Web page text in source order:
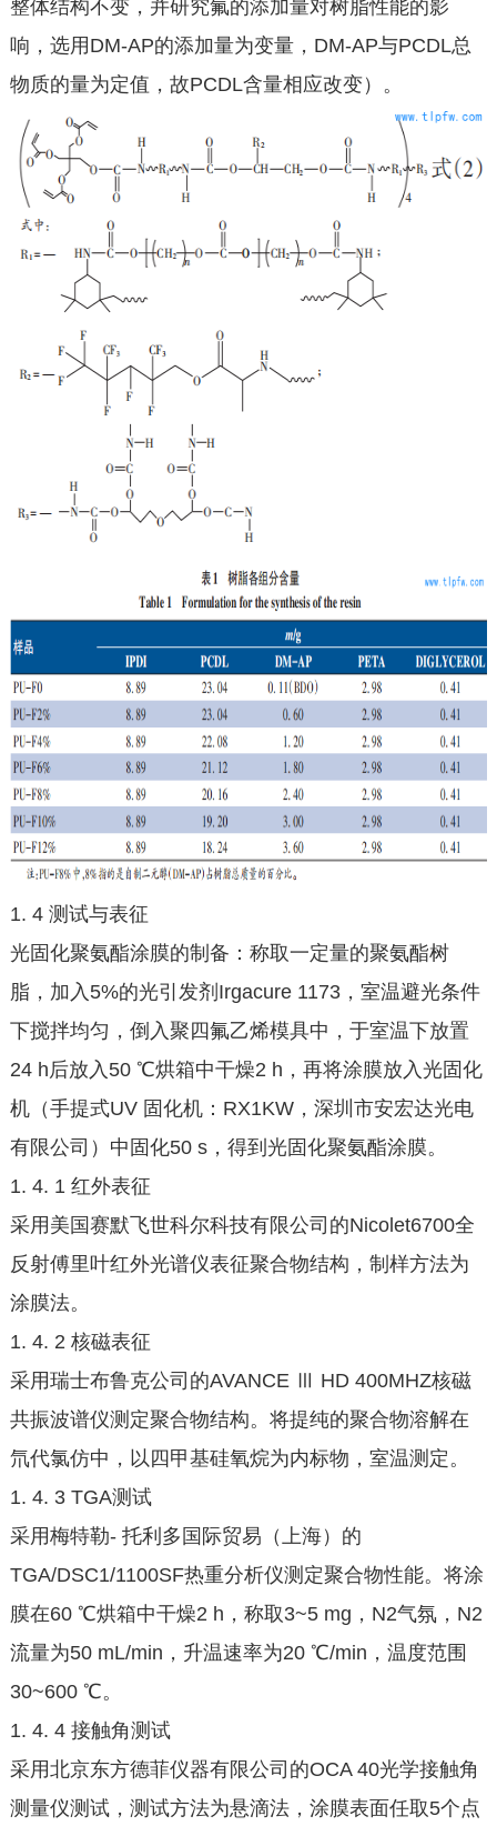
整体结构不变，并研究氟的添加量对树脂性能的影
响，选用DM-AP的添加量为变量，DM-AP与PCDL总
物质的量为定值，故PCDL含量相应改变）。
1. 4 测试与表征
光固化聚氨酯涂膜的制备：称取一定量的聚氨酯树
脂，加入5%的光引发剂Irgacure 1173，室温避光条件
下搅拌均匀，倒入聚四氟乙烯模具中，于室温下放置
24 h后放入50 ℃烘箱中干燥2 h，再将涂膜放入光固化
机（手提式UV 固化机：RX1KW，深圳市安宏达光电
有限公司）中固化50 s，得到光固化聚氨酯涂膜。
1. 4. 1 红外表征
采用美国赛默飞世科尔科技有限公司的Nicolet6700全
反射傅里叶红外光谱仪表征聚合物结构，制样方法为
涂膜法。
1. 4. 2 核磁表征
采用瑞士布鲁克公司的AVANCE Ⅲ HD 400MHZ核磁
共振波谱仪测定聚合物结构。将提纯的聚合物溶解在
氘代氯仿中，以四甲基硅氧烷为内标物，室温测定。
1. 4. 3 TGA测试
采用梅特勒- 托利多国际贸易（上海）的
TGA/DSC1/1100SF热重分析仪测定聚合物性能。将涂
膜在60 ℃烘箱中干燥2 h，称取3~5 mg，N2气氛，N2
流量为50 mL/min，升温速率为20 ℃/min，温度范围
30~600 ℃。
1. 4. 4 接触角测试
采用北京东方德菲仪器有限公司的OCA 40光学接触角
测量仪测试，测试方法为悬滴法，涂膜表面任取5个点